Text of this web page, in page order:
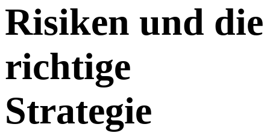
Risiken und die
richtige
Strategie